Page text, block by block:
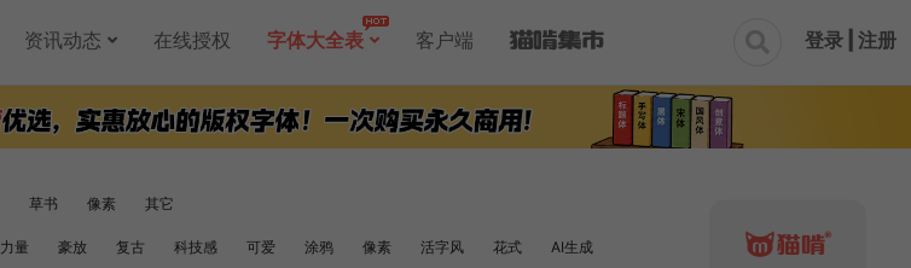
资讯动态 在线授权 字体大全表 客户端  登录 | 注册
草书 像素 其它
力量 豪放 复古 科技感 可爱 涂鸦 像素 活字风 花式 AI生成